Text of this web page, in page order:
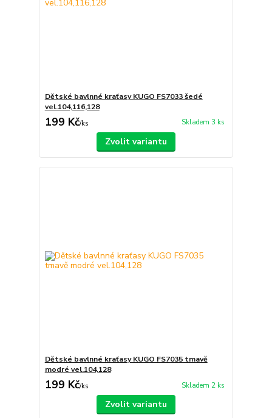
Dětské bavlnné kraťasy KUGO FS7033 šedé
vel.104,116,128
199 Kč/ks Skladem 3 ks
Zvolit variantu
Dětské bavlnné kraťasy KUGO FS7035 tmavě
modré vel.104,128
199 Kč/ks Skladem 2 ks
Zvolit variantu